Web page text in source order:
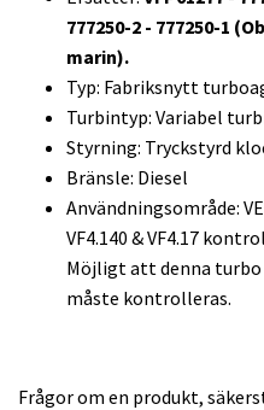
777250-2 - 777250-1
marin).
Typ: Fabriksnytt
Turbintyp: Variabel
Styrning: Tryckstyrd
Bränsle: Diesel
Användningsområde:
VF4.140 & VF4.17
Möjligt att denna turbo
måste kontrolleras.
Frågor om en produkt,